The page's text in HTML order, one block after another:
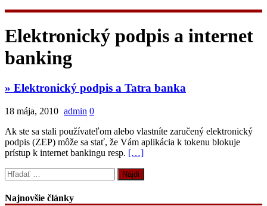
Elektronický podpis a internet
banking
» Elektronický podpis a Tatra banka
18 mája, 2010 admin 0
Ak ste sa stali používateľom alebo vlastníte zaručený elektronický
podpis (ZEP) môže sa stať, že Vám aplikácia k tokenu blokuje
prístup k internet bankingu resp. […]
Hľadať:
Najnovšie články